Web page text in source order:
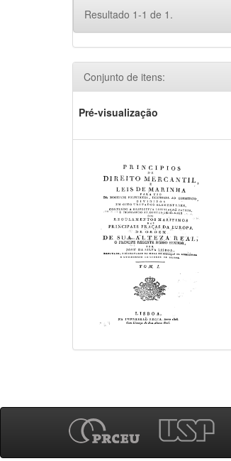
Resultado 1-1 de 1.
Conjunto de itens:
Pré-visualização